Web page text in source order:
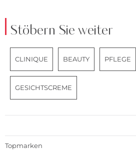
Stöbern Sie weiter
CLINIQUE BEAUTY PFLEGE
GESICHTSCREME
Topmarken